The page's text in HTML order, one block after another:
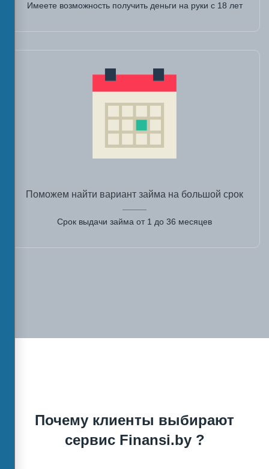
Имеете возможность получить деньги на руки с 18 лет
Поможем найти вариант займа на большой срок
Срок выдачи займа от 1 до 36 месяцев
Почему клиенты выбирают
сервис Finansi.by ?